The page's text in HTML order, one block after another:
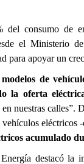
del consumo de
el Ministerio
para apoyar un
de
la oferta
nuestras calles”.
eléctricos
acumulado
destacó la